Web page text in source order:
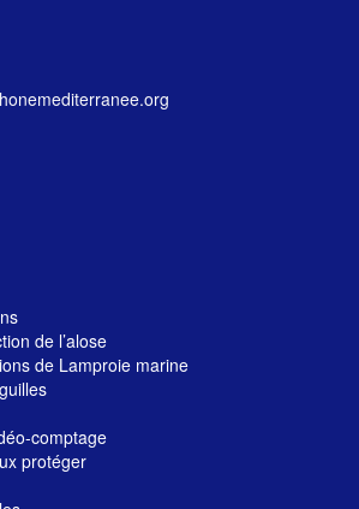
de l’alose
de Lamproie marine
comptage
protéger